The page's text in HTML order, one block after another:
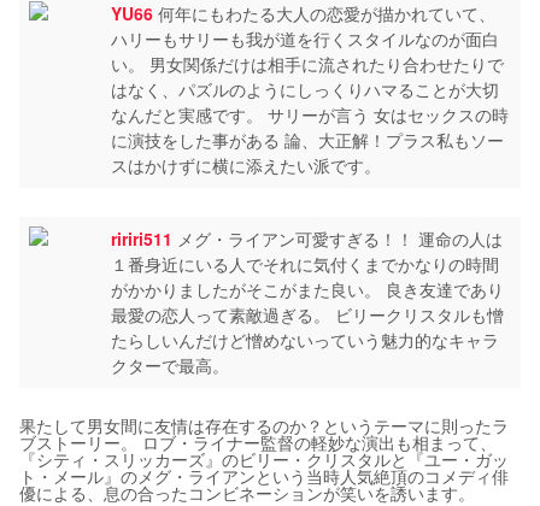
YU66 何年にもわたる大人の恋愛が描かれていて、
ハリーもサリーも我が道を行くスタイルなのが面白
い。 男女関係だけは相手に流されたり合わせたりで
はなく、パズルのようにしっくりハマることが大切
なんだと実感です。 サリーが言う 女はセックスの時
に演技をした事がある 論、大正解！プラス私もソー
スはかけずに横に添えたい派です。
ririri511 メグ・ライアン可愛すぎる！！ 運命の人は
１番身近にいる人でそれに気付くまでかなりの時間
がかかりましたがそこがまた良い。 良き友達であり
最愛の恋人って素敵過ぎる。 ビリークリスタルも憎
たらしいんだけど憎めないっていう魅力的なキャラ
クターで最高。
果たして男女間に友情は存在するのか？というテーマに則ったラ
ブストーリー。 ロブ・ライナー監督の軽妙な演出も相まって、
『シティ・スリッカーズ』のビリー・クリスタルと『ユー・ガッ
ト・メール』のメグ・ライアンという当時人気絶頂のコメディ俳
優による、息の合ったコンビネーションが笑いを誘います。